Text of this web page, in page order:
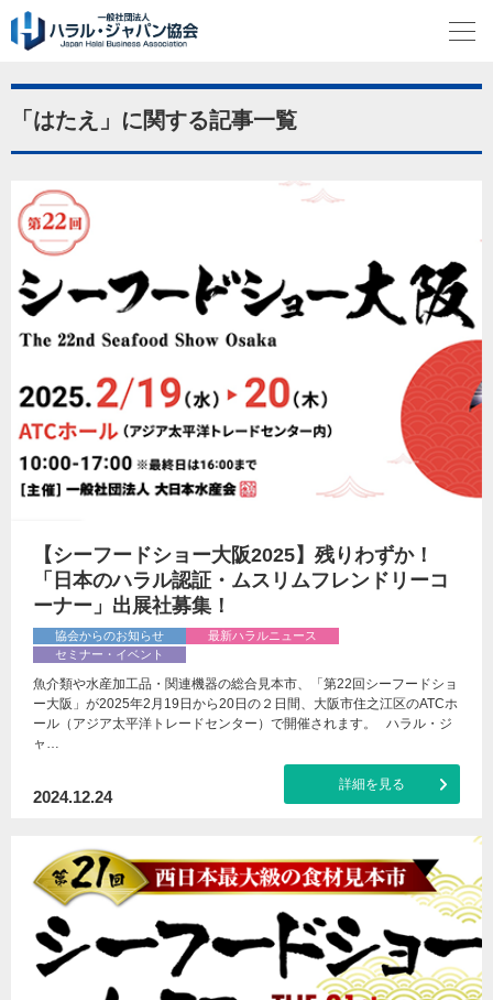
「はたえ」に関する記事一覧
【シーフードショー大阪2025】残りわずか！
「日本のハラル認証・ムスリムフレンドリーコ
ーナー」出展社募集！
協会からのお知らせ
最新ハラルニュース
セミナー・イベント
魚介類や水産加工品・関連機器の総合見本市、「第22回シーフードショ
ー大阪」が2025年2月19日から20日の２日間、大阪市住之江区のATCホ
ール（アジア太平洋トレードセンター）で開催されます。 ハラル・ジ
ャ…
2024.12.24
詳細を見る